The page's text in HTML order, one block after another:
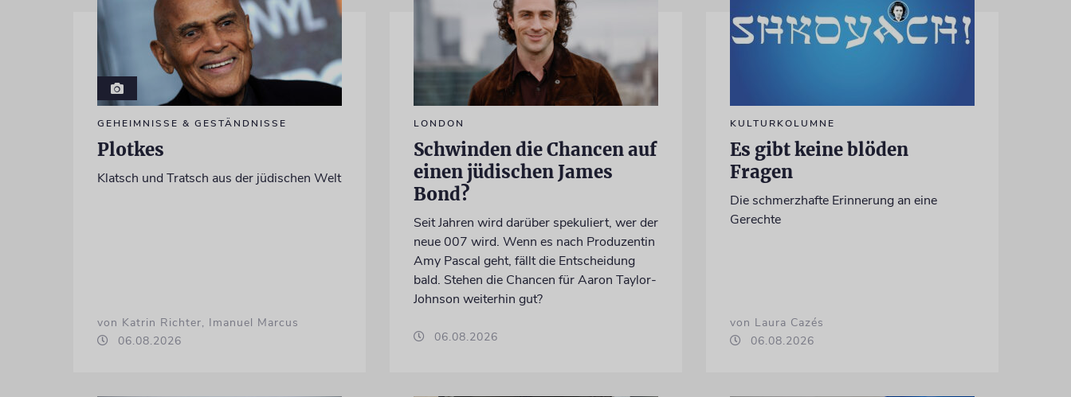
GEHEIMNISSE & GESTÄNDNISSE
Plotkes
Klatsch und Tratsch aus der jüdischen Welt
von Katrin Richter, Imanuel Marcus
06.08.2026
LONDON
Schwinden die Chancen auf
einen jüdischen James
Bond?
Seit Jahren wird darüber spekuliert, wer der
neue 007 wird. Wenn es nach Produzentin
Amy Pascal geht, fällt die Entscheidung
bald. Stehen die Chancen für Aaron Taylor-
Johnson weiterhin gut?
06.08.2026
KULTURKOLUMNE
Es gibt keine blöden
Fragen
Die schmerzhafte Erinnerung an eine
Gerechte
von Laura Cazés
06.08.2026